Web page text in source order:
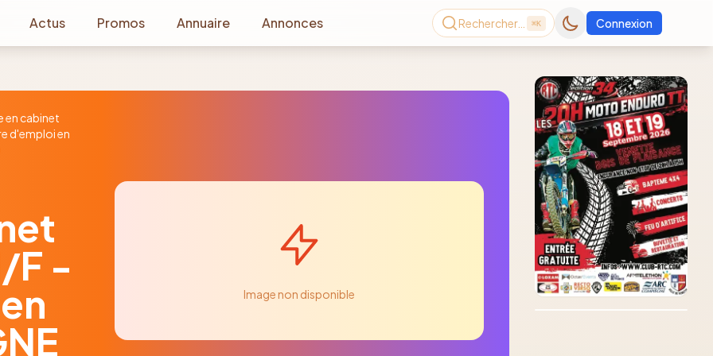
Actus Promos Annuaire Annonces Rechercher… ⌘K Connexion
en cabinet
d'emploi en
F -
Image non disponible
Consultez le dernier
magazine en ligne
Août2026